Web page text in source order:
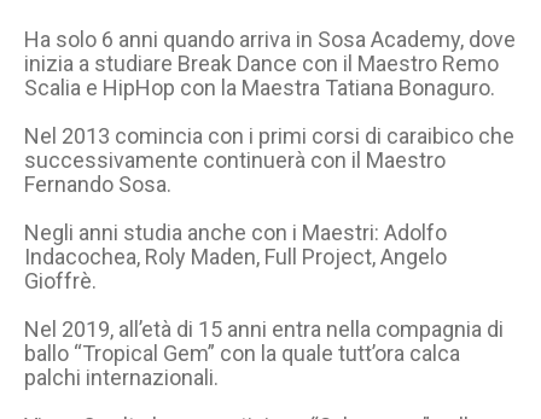
Ha solo 6 anni quando arriva in Sosa Academy, dove
inizia a studiare Break Dance con il Maestro Remo
Scalia e HipHop con la Maestra Tatiana Bonaguro.
Nel 2013 comincia con i primi corsi di caraibico che
successivamente continuerà con il Maestro
Fernando Sosa.
Negli anni studia anche con i Maestri: Adolfo
Indacochea, Roly Maden, Full Project, Angelo
Gioffrè.
Nel 2019, all’età di 15 anni entra nella compagnia di
ballo “Tropical Gem” con la quale tutt’ora calca
palchi internazionali.